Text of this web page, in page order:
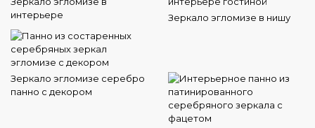
интерьере
Зеркало эгломизе в нишу
Зеркало эгломизе серебро
панно с декором